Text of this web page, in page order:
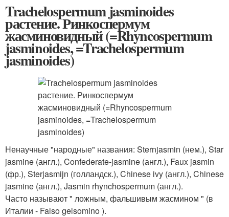
Trachelospermum jasminoides
растение. Ринкоспермум
жасминовидный (=Rhyncospermum
jasminoides, =Trachelospermum
jasminoides)
Ненаучные "народные" названия: Sternjasmin (нем.), Star
jasmine (англ.), Confederate-jasmine (англ.), Faux jasmin
(фр.), Sterjasmijn (голландск.), Chinese ivy (англ.), Chinese
jasmine (англ.), Jasmin rhynchospermum (англ.).
Часто называют " ложным, фальшивым жасмином " (в
Италии - Falso gelsomino ).